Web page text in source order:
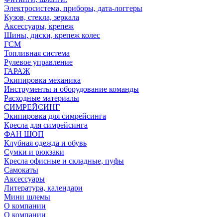
Электросистема, приборы, дата-логгеры
Кузов, стекла, зеркала
Аксессуары, крепеж
Шины, диски, крепеж колес
ГСМ
Топливная система
Рулевое управление
ГАРАЖ
Экипировка механика
Инструменты и оборудование команды
Расходные материалы
СИМРЕЙСИНГ
Экипировка для симрейсинга
Кресла для симрейсинга
ФАН ШОП
Клубная одежда и обувь
Сумки и рюкзаки
Кресла офисные и складные, пуфы
Самокаты
Аксессуары
Литература, календари
Мини шлемы
О компании
О компании